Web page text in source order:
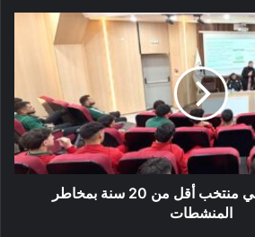
حصة توعية للاعبي منتخب أقل من 20 سنة بمخاطر
المنشطات